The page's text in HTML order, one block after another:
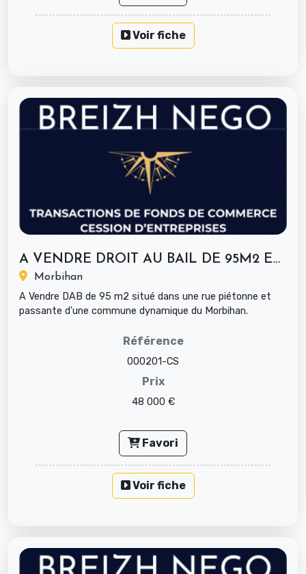
Voir fiche
A VENDRE DROIT AU BAIL DE 95M2 EN...
Morbihan
A Vendre DAB de 95 m2 situé dans une rue piétonne et
passante d'une commune dynamique du Morbihan.
Référence
000201-CS
Prix
48 000 €
Favori
Voir fiche